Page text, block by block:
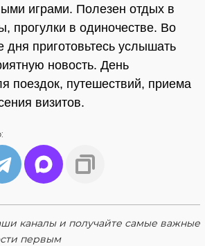
играми. Полезен отдых в
прогулки в одиночестве. Во
дня приготовьтесь услышать
новость. День
поездок, путешествий, приема
визитов.
каналы и получайте самые важные
первым